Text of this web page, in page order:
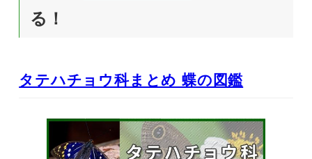
る！
タテハチョウ科まとめ 蝶の図鑑